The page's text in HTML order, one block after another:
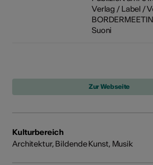
Verlag / Label /
Suoni
Kulturbereich
Architektur, Bildende Kunst, Musik